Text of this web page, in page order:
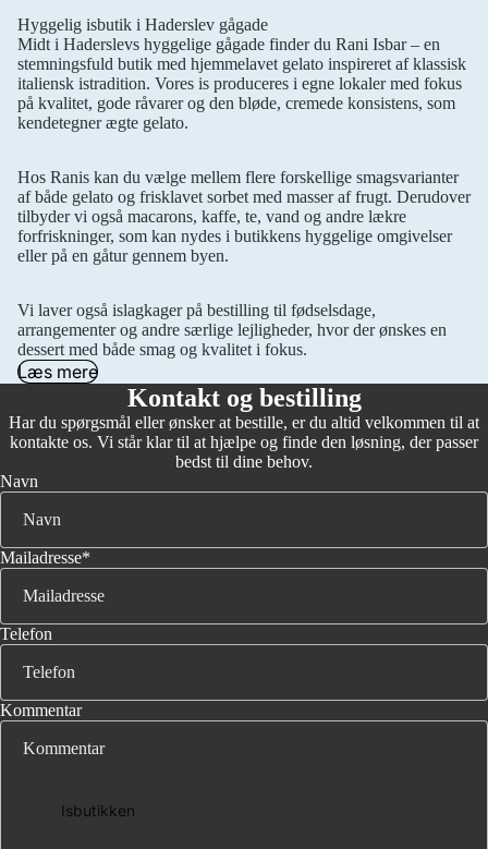
Isbutikken
Hyggelig isbutik i Haderslev gågade
Midt i Haderslevs hyggelige gågade finder du Rani Isbar – en
stemningsfuld butik med hjemmelavet gelato inspireret af klassisk
italiensk istradition. Vores is produceres i egne lokaler med fokus
på kvalitet, gode råvarer og den bløde, cremede konsistens, som
kendetegner ægte gelato.
Hos Ranis kan du vælge mellem flere forskellige smagsvarianter
af både gelato og frisklavet sorbet med masser af frugt. Derudover
tilbyder vi også macarons, kaffe, te, vand og andre lækre
forfriskninger, som kan nydes i butikkens hyggelige omgivelser
eller på en gåtur gennem byen.
Vi laver også islagkager på bestilling til fødselsdage,
arrangementer og andre særlige lejligheder, hvor der ønskes en
dessert med både smag og kvalitet i fokus.
Læs mere
Kontakt og bestilling
Har du spørgsmål eller ønsker at bestille, er du altid velkommen til at
kontakte os. Vi står klar til at hjælpe og finde den løsning, der passer
bedst til dine behov.
Navn
Mailadresse*
Telefon
Kommentar